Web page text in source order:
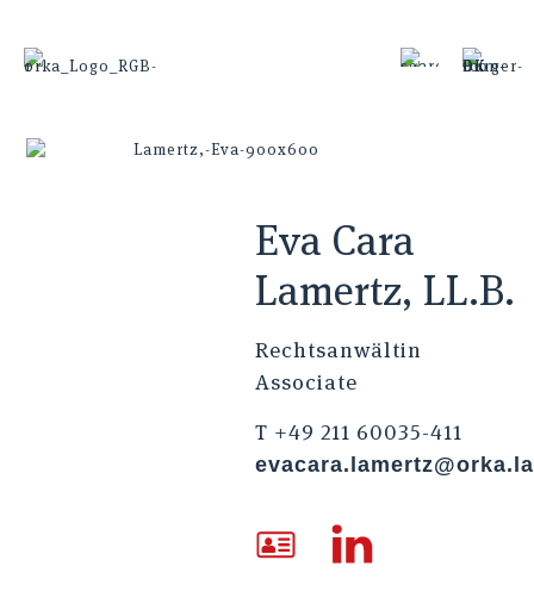
Eva Cara
Lamertz, LL.B.
Rechtsanwältin
Associate
T +49 211 60035-411